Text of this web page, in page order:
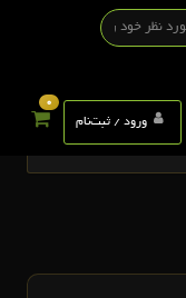
ورود / ثبت‌نام
0